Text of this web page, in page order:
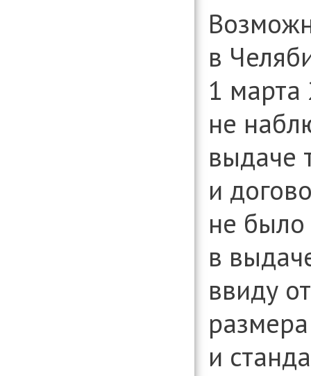
в
1 марта
не
выдаче
и
не было
в
ввиду
и